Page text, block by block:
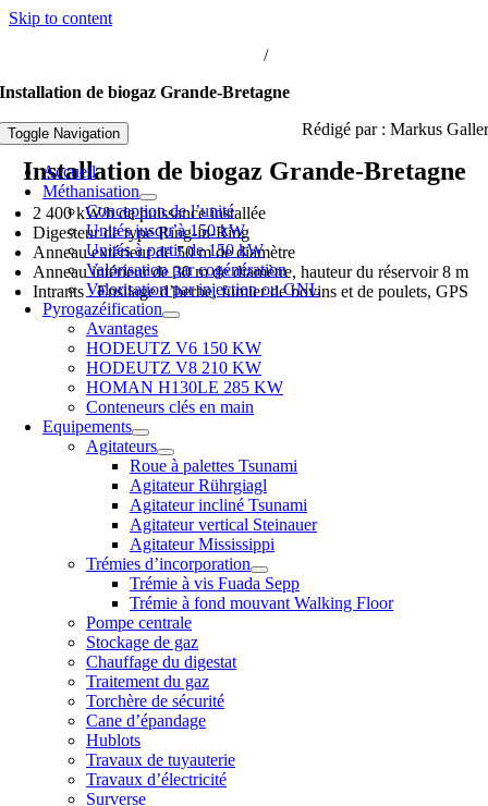
Skip to content
hochreiter@biogaz-hochreiter.fr/
Toggle Navigation
Accueil
Méthanisation
Conception de l’unité
Unités jusqu’à 150 kW
Unités à partir de 150 kW
Valorisation par cogénération
Valorisation par injection ou GNL
Pyrogazéification
Avantages
HODEUTZ V6 150 KW
HODEUTZ V8 210 KW
HOMAN H130LE 285 KW
Conteneurs clés en main
Equipements
Agitateurs
Roue à palettes Tsunami
Agitateur Rührgiagl
Agitateur incliné Tsunami
Agitateur vertical Steinauer
Agitateur Mississippi
Trémies d’incorporation
Trémie à vis Fuada Sepp
Trémie à fond mouvant Walking Floor
Pompe centrale
Stockage de gaz
Chauffage du digestat
Traitement du gaz
Torchère de sécurité
Cane d’épandage
Hublots
Travaux de tuyauterie
Travaux d’électricité
Surverse
Installation de biogaz Grande-Bretagne
Rédigé par : Markus Galler
Installation de biogaz Grande-Bretagne
2 400 kW/h de puissance installée
Digesteur de type Ring-in-Ring
Anneau extérieur de 50 m de diamètre
Anneau intérieur de 30 m de diamètre, hauteur du réservoir 8 m
Intrants : Ensilage d’herbe, fumier de bovins et de poulets, GPS